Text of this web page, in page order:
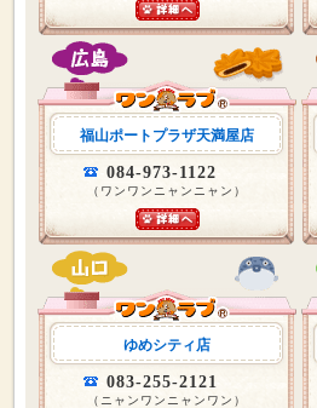
福山ポートプラザ天満屋店
084-973-1122
（ワンワンニャンニャン）
ゆめシティ店
083-255-2121
（ニャンワンニャンワン）